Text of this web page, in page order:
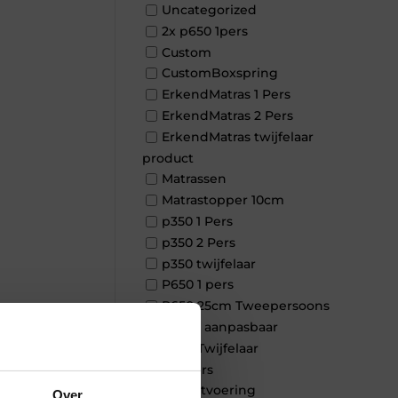
Uncategorized
2x p650 1pers
Custom
CustomBoxspring
ErkendMatras 1 Pers
ErkendMatras 2 Pers
ErkendMatras twijfelaar
product
Matrassen
Matrastopper 10cm
p350 1 Pers
p350 2 Pers
p350 twijfelaar
P650 1 pers
P650 25cm Tweepersoons
een kern aanpasbaar
P650 Twijfelaar
Toppers
Maatvoering